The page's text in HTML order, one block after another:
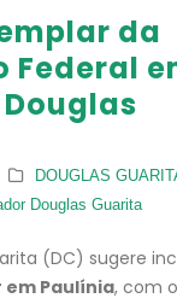
da
DOUGLAS
Douglas Guarita
(DC) sugere
em Paulínia, com